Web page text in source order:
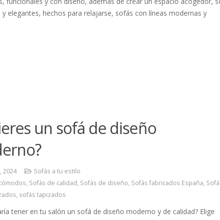
elegantes, hechos para relajarse, sofás con líneas modernas y
un sofá de diseño
2024
Sofás a tu estilo
, Sofás de calidad, Sofás de diseño, Sofás fabricados España,
, sofás tapizados
tener en tu salón un sofá de diseño moderno y de calidad? Elige